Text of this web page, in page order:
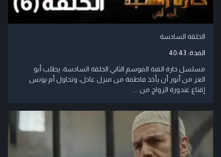
الحلقة السادسة
المدة: 40:43
مسلسل حارة القبة الموسم الثاني الحلقة السادسة، يطلب أبو
العز من أنور أن يأخذ فاطمة من منزل عادل، وتحاول أم يونس
إقناع غندورة الزواج من ....